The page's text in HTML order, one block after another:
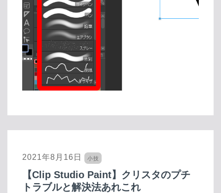
2021年8月16日 小技
【Clip Studio Paint】クリスタのプチ
トラブルと解決法あれこれ